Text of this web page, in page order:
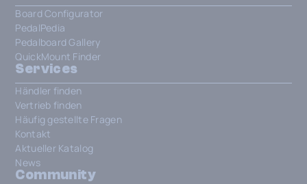
Board Configurator
PedalPedia
Pedalboard Gallery
QuickMount Finder
Services
Händler finden
Vertrieb finden
Häufig gestellte Fragen
Kontakt
Aktueller Katalog
News
Community